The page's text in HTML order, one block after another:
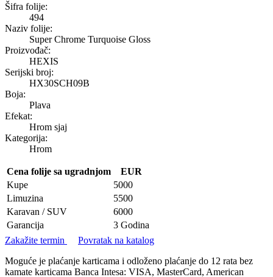
Super Chrome Turquoise Gloss
Šifra folije:
494
Naziv folije:
Super Chrome Turquoise Gloss
Proizvođač:
HEXIS
Serijski broj:
HX30SCH09B
Boja:
Plava
Efekat:
Hrom sjaj
Kategorija:
Hrom
Cena folije sa ugradnjom
EUR
Kupe
5000
Limuzina
5500
Karavan / SUV
6000
Garancija
3 Godina
Zakažite termin
Povratak na katalog
Moguće je plaćanje karticama i odloženo plaćanje do 12 rata bez
kamate karticama Banca Intesa: VISA, MasterCard, American